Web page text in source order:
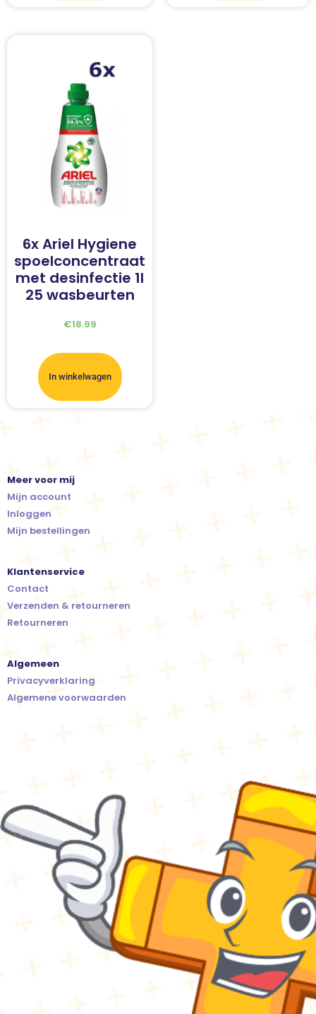
6x Ariel Hygiene
spoelconcentraat
met desinfectie 1l
25 wasbeurten
€18.99
In winkelwagen
Meer voor mij
Mijn account
Inloggen
Mijn bestellingen
Klantenservice
Contact
Verzenden & retourneren
Retourneren
Algemeen
Privacyverklaring
Algemene voorwaarden